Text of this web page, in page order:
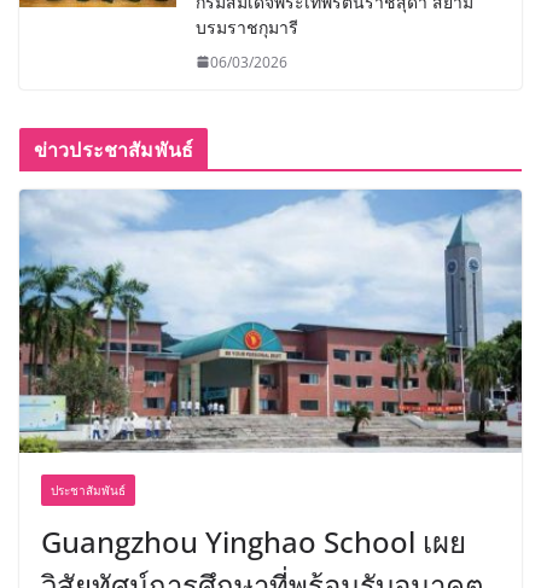
บรมราชกุมารี
06/03/2026
ข่าวประชาสัมพันธ์
ประชาสัมพันธ์
Guangzhou Yinghao School เผย